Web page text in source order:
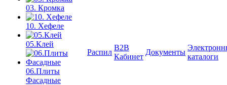
03. Кромка
10. Хефеле
05.Клей
06.Плиты
Фасадные
Распил
B2B
Кабинет
Документы
каталоги